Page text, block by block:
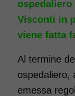
Visconti in
viene fatta
Al termine
ospedaliero,
emessa